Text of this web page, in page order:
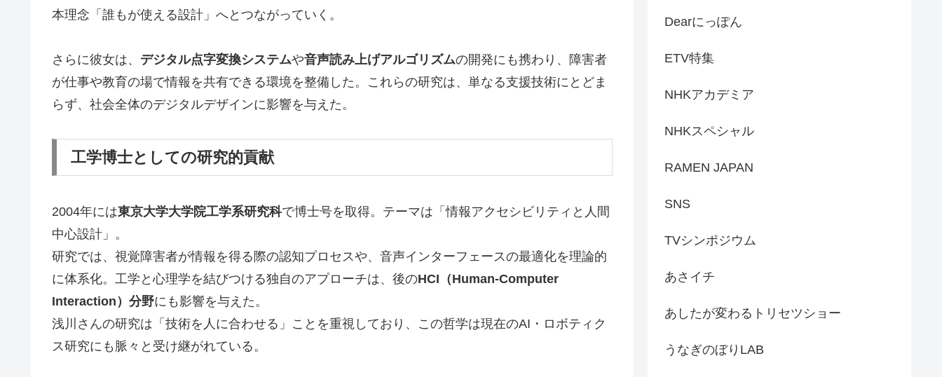
本理念「誰もが使える設計」へとつながっていく。
さらに彼女は、 デジタル点字変換システムや音声読み上げアルゴリズムの開発にも携わり、障害者
が仕事や教育の場で情報を共有できる環境を整備した。これらの研究は、単なる支援技術にとどま
らず、社会全体のデジタルデザインに影響を与えた。
工学博士としての研究的貢献
2004年には東京大学大学院工学系研究科で博士号を取得。テーマは「情報アクセシビリティと人間
中心設計」。
研究では、視覚障害者が情報を得る際の認知プロセスや、音声インターフェースの最適化を理論的
に体系化。工学と心理学を結びつける独自のアプローチは、後のHCI（Human-Computer
Interaction）分野にも影響を与えた。
浅川さんの研究は「技術を人に合わせる」ことを重視しており、この哲学は現在のAI・ロボティク
ス研究にも脈々と受け継がれている。
Dearにっぽん
ETV特集
NHKアカデミア
NHKスペシャル
RAMEN JAPAN
SNS
TVシンポジウム
あさイチ
あしたが変わるトリセツショー
うなぎのぼりLAB